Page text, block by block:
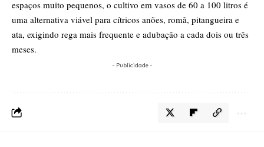
espaços muito pequenos, o cultivo em vasos de 60 a 100 litros é
uma alternativa viável para cítricos anões, romã, pitangueira e
ata, exigindo rega mais frequente e adubação a cada dois ou três
meses.
- Publicidade -